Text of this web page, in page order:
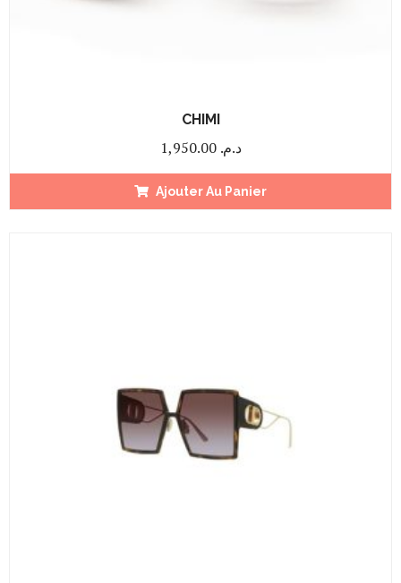
CHIMI
د.م. 1,950.00
Ajouter Au Panier